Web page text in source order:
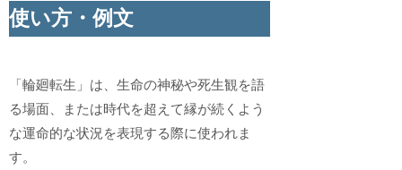
使い方・例文
「輪廻転生」は、生命の神秘や死生観を語
る場面、または時代を超えて縁が続くよう
な運命的な状況を表現する際に使われま
す。